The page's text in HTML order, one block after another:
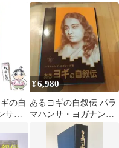
セット パラマハン
サ・ヨガナンダ 著
の自
サ・
¥6,980
あるヨギの自叙伝 パラ
マハンサ・ヨガナンダ
著 森北出版